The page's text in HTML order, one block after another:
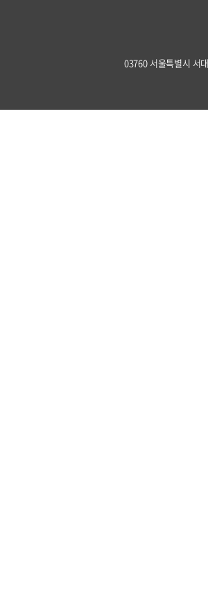
03760 서울특별시 서